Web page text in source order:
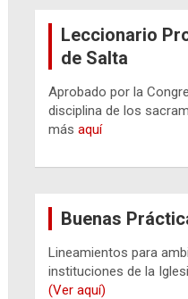
Leccionario
de Salta
Aprobado por la
disciplina de los
másaquí
Buenas
Lineamientos para
instituciones de la
(Ver aquí)